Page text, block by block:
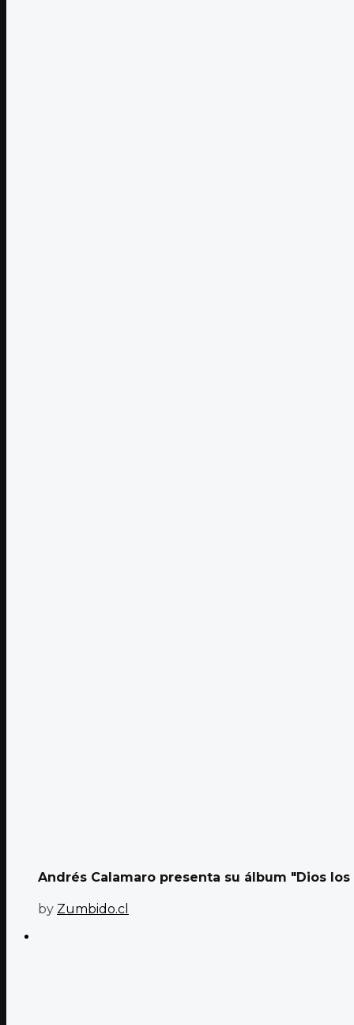
Andrés Calamaro presenta su álbum "Dios los
by Zumbido.cl